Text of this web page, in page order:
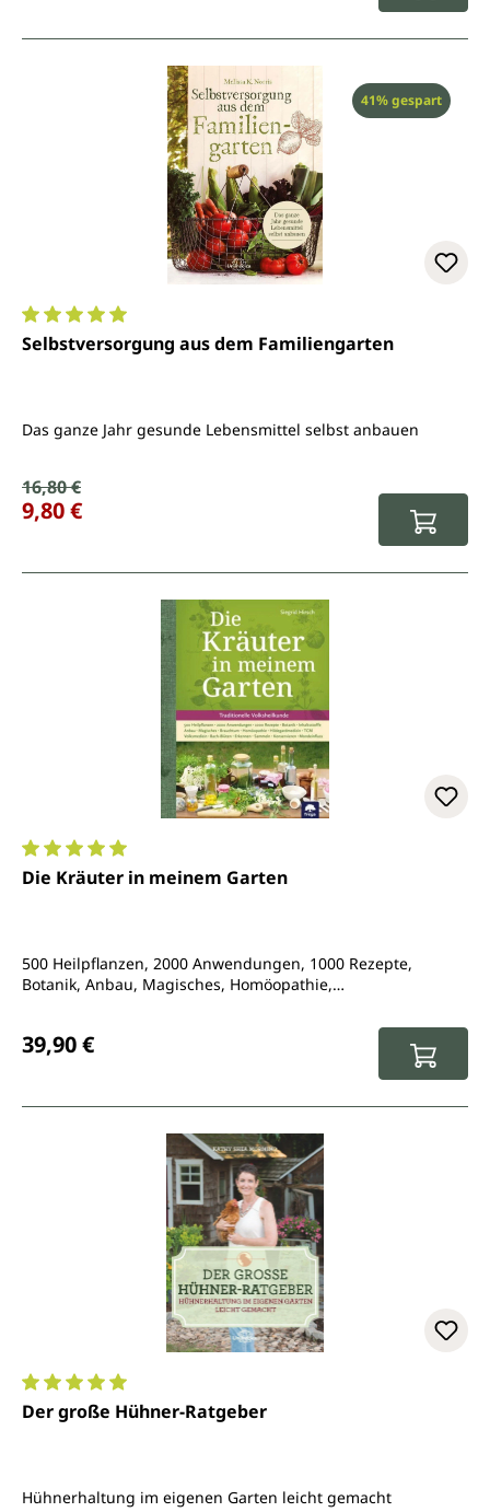
Rabatt
41% gespart
Durchschnittliche Bewertung von 5 von 5 Sternen
Selbstversorgung aus dem Familiengarten
Das ganze Jahr gesunde Lebensmittel selbst anbauen
Verkaufspreis:
Regulärer Preis:
16,80 €
9,80 €
Durchschnittliche Bewertung von 5 von 5 Sternen
Die Kräuter in meinem Garten
500 Heilpflanzen, 2000 Anwendungen, 1000 Rezepte,
Botanik, Anbau, Magisches, Homöopathie,
39,90 €
Durchschnittliche Bewertung von 5 von 5 Sternen
Der große Hühner-Ratgeber
Hühnerhaltung im eigenen Garten leicht gemacht